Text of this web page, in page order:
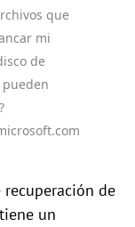
que
mi
de
de
un